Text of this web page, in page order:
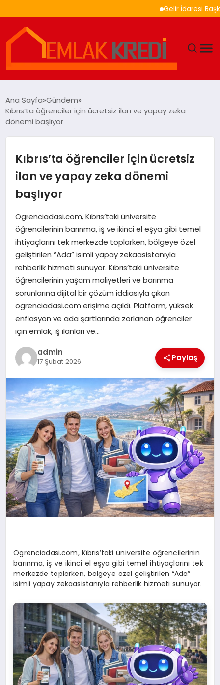
Gelir İdaresi
EKONOMI
MAGAZIN
SAĞLIK
SIYASET
SPOR
TEKNOLOJI
YAŞAM
Ana Sayfa Gündem
Kıbrıs’ta öğrenciler için ücretsiz ilan ve yapay zeka
dönemi başlıyor
Kıbrıs’ta öğrenciler için ücretsiz
ilan ve yapay zeka dönemi
başlıyor
Ogrenciadasi.com, Kıbrıs’taki üniversite
öğrencilerinin barınma, iş ve ikinci el eşya gibi temel
ihtiyaçlarını tek merkezde toplarken, bölgeye özel
geliştirilen “Ada” isimli yapay zekaasistanıyla
rehberlik hizmeti sunuyor. Kıbrıs’taki üniversite
öğrencilerinin yaşam maliyetleri ve barınma
sorunlarına dijital bir çözüm iddiasıyla çıkan
ogrenciadasi.com erişime açıldı. Platform, yüksek
enflasyon ve ada şartlarında zorlanan öğrenciler
için emlak, iş ilanları ve…
admin
17 Şubat 2026 Paylaş
Ogrenciadasi.com, Kıbrıs’taki üniversite öğrencilerinin
barınma, iş ve ikinci el eşya gibi temel ihtiyaçlarını tek
merkezde toplarken, bölgeye özel geliştirilen “Ada”
isimli yapay zekaasistanıyla rehberlik hizmeti sunuyor.